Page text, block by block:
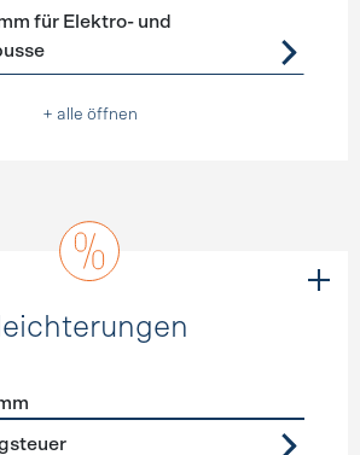
für Elektro- und
+ alle öffnen